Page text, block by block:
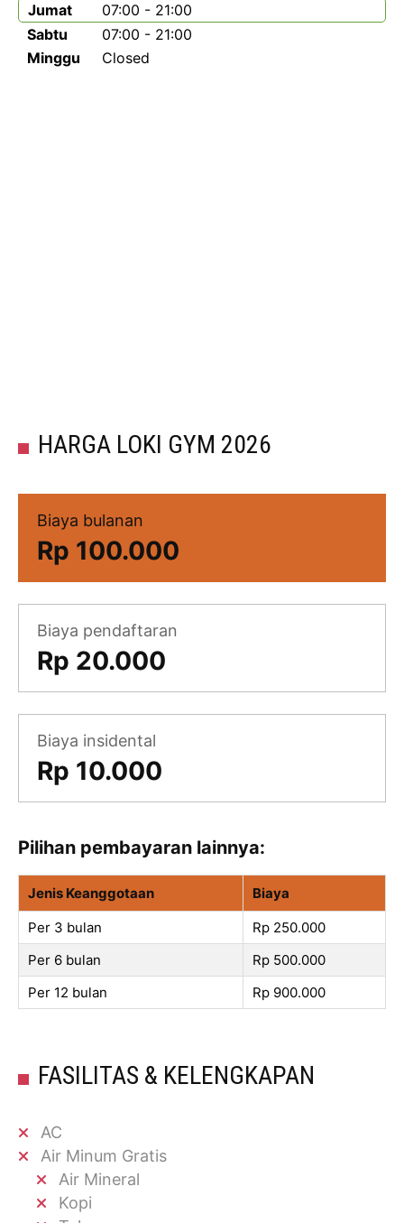
Jumat
07:00 - 21:00
Sabtu
07:00 - 21:00
Minggu
Closed
HARGA LOKI GYM 2026
Biaya bulanan
Rp 100.000
Biaya pendaftaran
Rp 20.000
Biaya insidental
Rp 10.000
Pilihan pembayaran lainnya:
Jenis Keanggotaan
Biaya
Per 3 bulan
Rp 250.000
Per 6 bulan
Rp 500.000
Per 12 bulan
Rp 900.000
FASILITAS & KELENGKAPAN
AC
Air Minum Gratis
Air Mineral
Kopi